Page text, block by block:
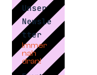
Unser
Newsle
tter
Immer
nah
dran!